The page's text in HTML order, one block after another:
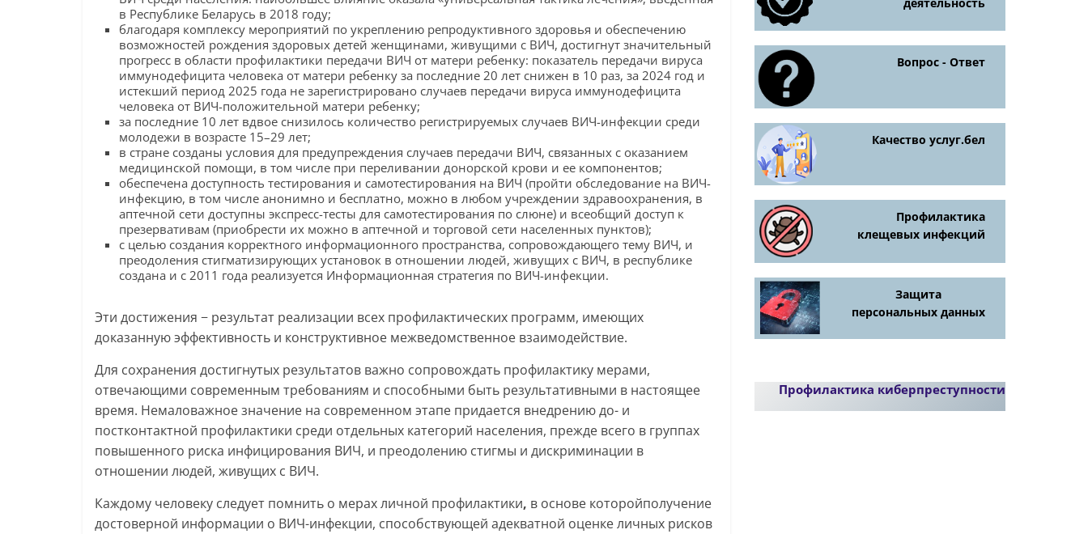
в Республике Беларусь в 2018 году;
благодаря комплексу мероприятий по укреплению репродуктивного здоровья и обеспечению
возможностей рождения здоровых детей женщинами, живущими с ВИЧ, достигнут значительный
прогресс в области профилактики передачи ВИЧ от матери ребенку: показатель передачи вируса
иммунодефицита человека от матери ребенку за последние 20 лет снижен в 10 раз, за 2024 год и
истекший период 2025 года не зарегистрировано случаев передачи вируса иммунодефицита
человека от ВИЧ-положительной матери ребенку;
за последние 10 лет вдвое снизилось количество регистрируемых случаев ВИЧ-инфекции среди
молодежи в возрасте 15–29 лет;
в стране созданы условия для предупреждения случаев передачи ВИЧ, связанных с оказанием
медицинской помощи, в том числе при переливании донорской крови и ее компонентов;
обеспечена доступность тестирования и самотестирования на ВИЧ (пройти обследование на ВИЧ-
инфекцию, в том числе анонимно и бесплатно, можно в любом учреждении здравоохранения, в
аптечной сети доступны экспресс-тесты для самотестирования по слюне) и всеобщий доступ к
презервативам (приобрести их можно в аптечной и торговой сети населенных пунктов);
с целью создания корректного информационного пространства, сопровождающего тему ВИЧ, и
преодоления стигматизирующих установок в отношении людей, живущих с ВИЧ, в республике
создана и с 2011 года реализуется Информационная стратегия по ВИЧ-инфекции.
Эти достижения − результат реализации всех профилактических программ, имеющих
доказанную эффективность и конструктивное межведомственное взаимодействие.
Для сохранения достигнутых результатов важно сопровождать профилактику мерами,
отвечающими современным требованиям и способными быть результативными в настоящее
время. Немаловажное значение на современном этапе придается внедрению до- и
постконтактной профилактики среди отдельных категорий населения, прежде всего в группах
повышенного риска инфицирования ВИЧ, и преодолению стигмы и дискриминации в
отношении людей, живущих с ВИЧ.
Каждому человеку следует помнить о мерах личной профилактики, в основе которойполучение
достоверной информации о ВИЧ-инфекции, способствующей адекватной оценке личных рисков
Вопрос - Ответ
Качество услуг.бел
Профилактика
клещевых инфекций
Защита
персональных данных
Профилактика киберпреступности